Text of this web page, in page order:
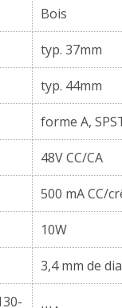
Bois
typ. 37mm
typ. 44mm
forme A,
48V CC/CA
500 mA CC/
10W
3,4 mm de